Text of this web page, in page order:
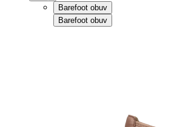
Barefoot obuv
Barefoot obuv